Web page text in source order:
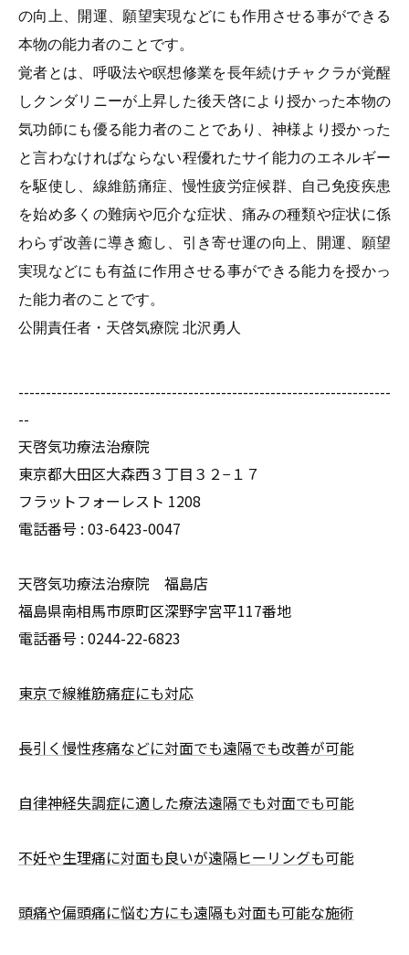
の向上、開運、願望実現などにも作用させる事ができる
本物の能力者のことです。
覚者とは、呼吸法や瞑想修業を長年続けチャクラが覚醒
しクンダリニーが上昇した後天啓により授かった本物の
気功師にも優る能力者のことであり、神様より授かった
と言わなければならない程優れたサイ能力のエネルギー
を駆使し、線維筋痛症、慢性疲労症候群、自己免疫疾患
を始め多くの難病や厄介な症状、痛みの種類や症状に係
わらず改善に導き癒し、引き寄せ運の向上、開運、願望
実現などにも有益に作用させる事ができる能力を授かっ
た能力者のことです。
公開責任者・天啓気療院 北沢勇人
--------------------------------------------------------------------
--
天啓気功療法治療院
東京都大田区大森西３丁目３２−１７
フラットフォーレスト 1208
電話番号 : 03-6423-0047
天啓気功療法治療院 福島店
福島県南相馬市原町区深野字宮平117番地
電話番号 : 0244-22-6823
東京で線維筋痛症にも対応
長引く慢性疼痛などに対面でも遠隔でも改善が可能
自律神経失調症に適した療法遠隔でも対面でも可能
不妊や生理痛に対面も良いが遠隔ヒーリングも可能
頭痛や偏頭痛に悩む方にも遠隔も対面も可能な施術